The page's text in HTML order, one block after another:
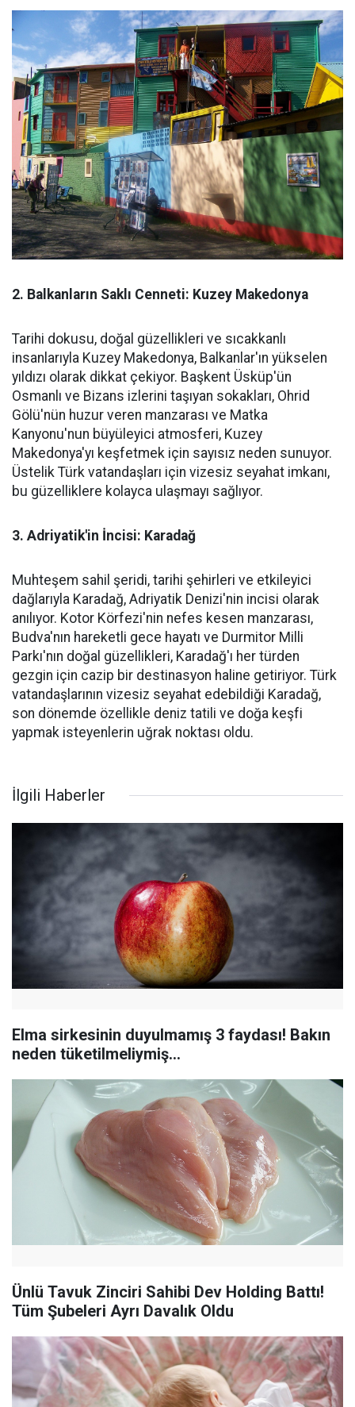
2. Balkanların Saklı Cenneti: Kuzey Makedonya
Tarihi dokusu, doğal güzellikleri ve sıcakkanlı
insanlarıyla Kuzey Makedonya, Balkanlar'ın yükselen
yıldızı olarak dikkat çekiyor. Başkent Üsküp'ün
Osmanlı ve Bizans izlerini taşıyan sokakları, Ohrid
Gölü'nün huzur veren manzarası ve Matka
Kanyonu'nun büyüleyici atmosferi, Kuzey
Makedonya'yı keşfetmek için sayısız neden sunuyor.
Üstelik Türk vatandaşları için vizesiz seyahat imkanı,
bu güzelliklere kolayca ulaşmayı sağlıyor.
3. Adriyatik'in İncisi: Karadağ
Muhteşem sahil şeridi, tarihi şehirleri ve etkileyici
dağlarıyla Karadağ, Adriyatik Denizi'nin incisi olarak
anılıyor. Kotor Körfezi'nin nefes kesen manzarası,
Budva'nın hareketli gece hayatı ve Durmitor Milli
Parkı'nın doğal güzellikleri, Karadağ'ı her türden
gezgin için cazip bir destinasyon haline getiriyor. Türk
vatandaşlarının vizesiz seyahat edebildiği Karadağ,
son dönemde özellikle deniz tatili ve doğa keşfi
yapmak isteyenlerin uğrak noktası oldu.
İlgili Haberler
Elma sirkesinin duyulmamış 3 faydası! Bakın
neden tüketilmeliymiş...
Ünlü Tavuk Zinciri Sahibi Dev Holding Battı!
Tüm Şubeleri Ayrı Davalık Oldu